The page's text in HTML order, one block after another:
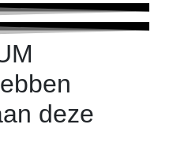
deze